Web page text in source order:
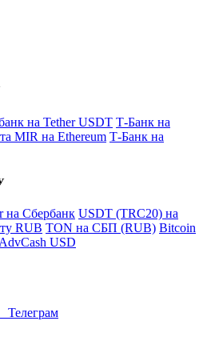
на Tether USDT Т-Банк на
MIR на Ethereum Т-Банк на
на Сбербанк USDT (TRC20) на
RUB TON на СБП (RUB) Bitcoin
USD
Телеграм